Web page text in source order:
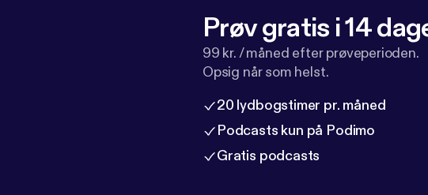
Prøv gratis i 14
99 kr. / måned efter prøveperioden.
Opsig når som helst.
20 lydbogstimer pr. måned
Podcasts kun på Podimo
Gratis podcasts